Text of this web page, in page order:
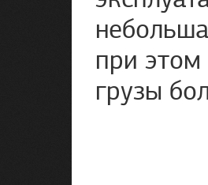
при
грузы